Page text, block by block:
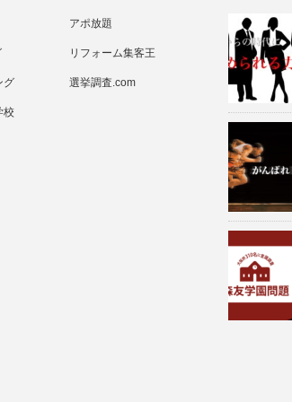
アポ放題
リフォーム集客王
グ 選挙調査.com
校